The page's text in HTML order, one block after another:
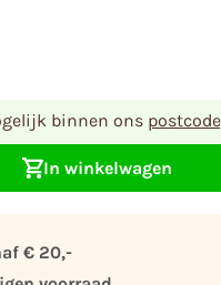
binnen ons
In winkelwagen
€ 20,-